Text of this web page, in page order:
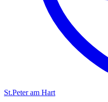
St.Peter am Hart